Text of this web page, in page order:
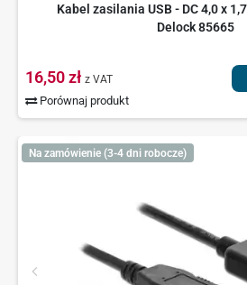
Kabel zasilania USB - DC 4,0 x
Delock 85665
16,50 zł z VAT
Porównaj produkt
Na zamówienie (3-4 dni robocze)